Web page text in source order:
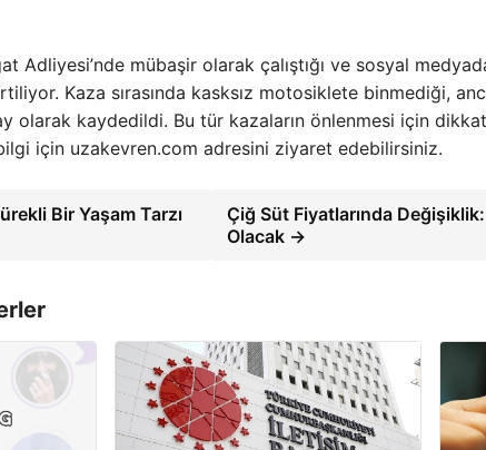
Adliyesi’nde mübaşir olarak çalıştığı ve sosyal
Kaza sırasında kasksız motosiklete binmediği,
olarak kaydedildi. Bu tür kazaların önlenmesi için
için uzakevren.com adresini ziyaret edebilirsiniz.
Bir Yaşam Tarzı
Çiğ Süt Fiyatlarında
Olacak →